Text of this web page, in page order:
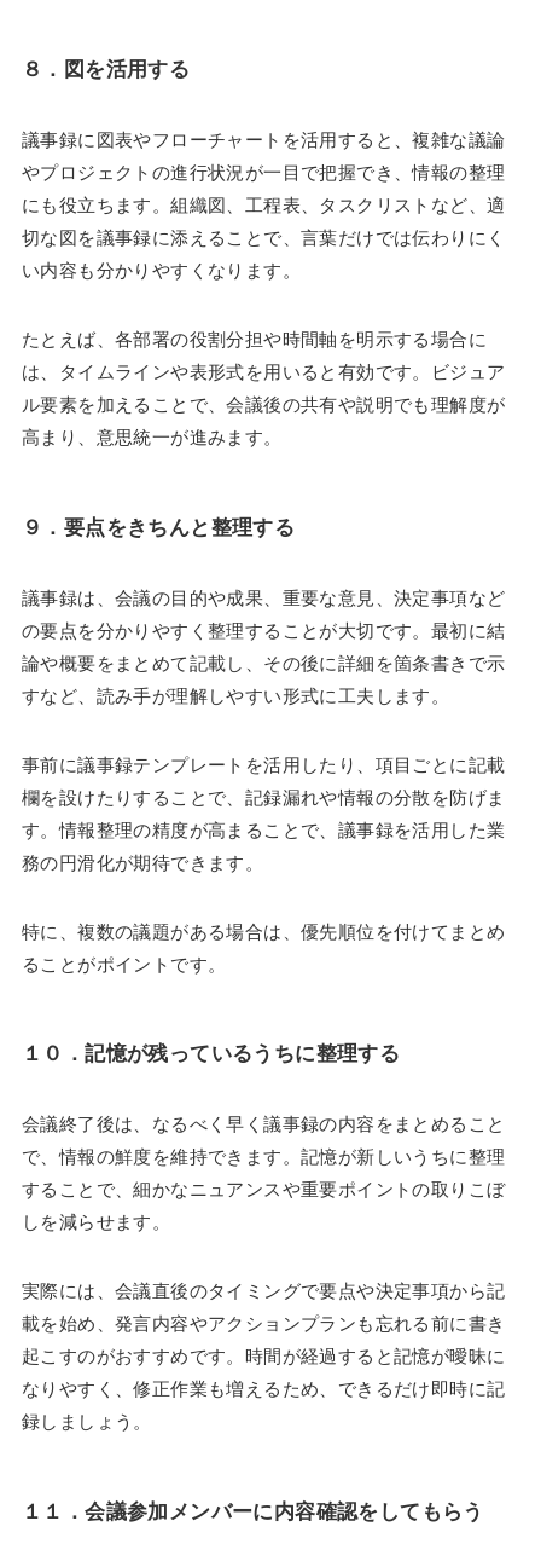
８． 図を活用する
議事録に図表やフローチャートを活用すると、複雑な議論
やプロジェクトの進行状況が一目で把握でき、情報の整理
にも役立ちます。組織図、工程表、タスクリストなど、適
切な図を議事録に添えることで、言葉だけでは伝わりにく
い内容も分かりやすくなります。
たとえば、各部署の役割分担や時間軸を明示する場合に
は、タイムラインや表形式を用いると有効です。ビジュア
ル要素を加えることで、会議後の共有や説明でも理解度が
高まり、意思統一が進みます。
９． 要点をきちんと整理する
議事録は、会議の目的や成果、重要な意見、決定事項など
の要点を分かりやすく整理することが大切です。最初に結
論や概要をまとめて記載し、その後に詳細を箇条書きで示
すなど、読み手が理解しやすい形式に工夫します。
事前に議事録テンプレートを活用したり、項目ごとに記載
欄を設けたりすることで、記録漏れや情報の分散を防げま
す。情報整理の精度が高まることで、議事録を活用した業
務の円滑化が期待できます。
特に、複数の議題がある場合は、優先順位を付けてまとめ
ることがポイントです。
１０．記憶が残っているうちに整理する
会議終了後は、なるべく早く議事録の内容をまとめること
で、情報の鮮度を維持できます。記憶が新しいうちに整理
することで、細かなニュアンスや重要ポイントの取りこぼ
しを減らせます。
実際には、会議直後のタイミングで要点や決定事項から記
載を始め、発言内容やアクションプランも忘れる前に書き
起こすのがおすすめです。時間が経過すると記憶が曖昧に
なりやすく、修正作業も増えるため、できるだけ即時に記
録しましょう。
１１．会議参加メンバーに内容確認をしてもらう